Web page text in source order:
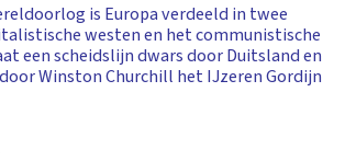
is Europa verdeeld in twee
westen en het communistische
een scheidslijn dwars door Duitsland en
Winston Churchill het IJzeren Gordijn